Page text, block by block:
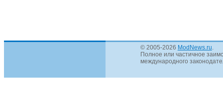
© 2005-2026 ModNews.ru
Полное или частичное
международного